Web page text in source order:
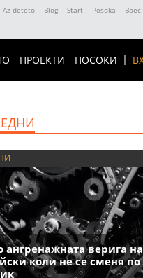
Az-deteto Blog Start Posoka
Boec
ПРОЕКТИ ПОСОКИ
ангренажната верига на
коли не се сменя по